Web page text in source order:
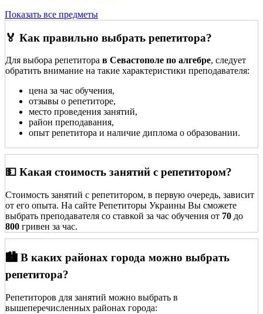
Показать все предметы
🏅 Как правильно выбрать репетитора?
Для выбора репетитора в Севастополе по алгебре, следует
обратить внимание на такие характеристики преподавателя:
цена за час обучения,
отзывы о репетиторе,
место проведения занятий,
район преподавания,
опыт репетитора и наличие диплома о образовании.
💵 Какая стоимость занятий с репетитором?
Стоимость занятий с репетитором, в первую очередь, зависит
от его опыта. На сайте Репетиторы Украины Вы сможете
выбрать преподавателя со ставкой за час обучения от 70 до
800 гривен за час.
🏙️ В каких районах города можно выбрать
репетитора?
Репетиторов для занятий можно выбрать в
вышеперечисленных районах города: